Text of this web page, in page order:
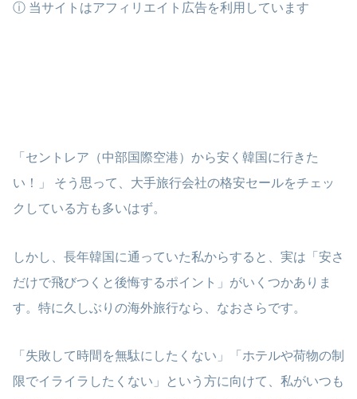
ⓘ 当サイトはアフィリエイト広告を利用しています
「セントレア（中部国際空港）から安く韓国に行きた
い！」 そう思って、大手旅行会社の格安セールをチェッ
クしている方も多いはず。
しかし、長年韓国に通っていた私からすると、実は「安さ
だけで飛びつくと後悔するポイント」がいくつかありま
す。特に久しぶりの海外旅行なら、なおさらです。
「失敗して時間を無駄にしたくない」「ホテルや荷物の制
限でイライラしたくない」という方に向けて、私がいつも